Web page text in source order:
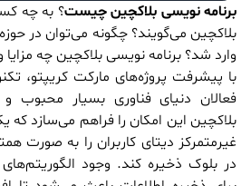
برنامه نویسی بلاکچین چیست؟ به چه
بلاکچین می‌گویند؟ چگونه می‌توان در
وارد شد؟ برنامه نویسی بلاکچین چه مزایا
با پیشرفت پروژه‌های مارکت کریپتو،
فعالان دنیای فناوری بسیار محبوب
بلاکچین این امکان را فراهم می‌سازد
غیرمتمرکز دیتای کاربران را به صورت
در بلوک ذخیره کند. وجود